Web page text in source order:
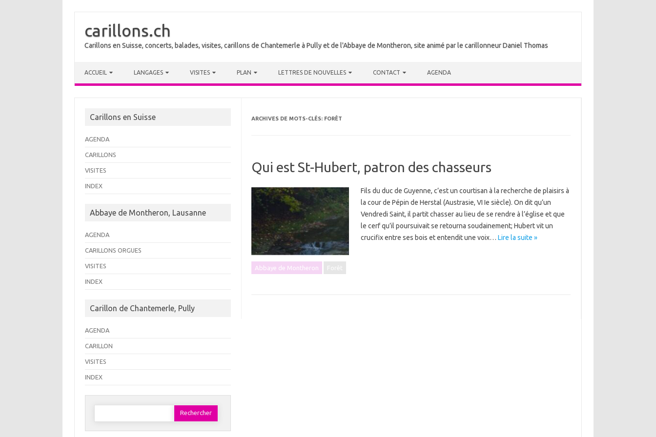
carillons.ch
Carillons en Suisse, concerts, balades, visites, carillons de Chantemerle à Pully et de l'Abbaye de Montheron, site animé par le carillonneur Daniel Thomas
ACCUEIL LANGAGES VISITES PLAN LETTRES DE NOUVELLES CONTACT AGENDA
ARCHIVES DE MOTS-CLÉS: FORÊT
Qui est St-Hubert, patron des chasseurs
Fils du duc de Guyenne, c’est un courtisan à la recherche de plaisirs à
la cour de Pépin de Herstal (Austrasie, VI Ie siècle). On dit qu’un
Vendredi Saint, il partit chasser au lieu de se rendre à l’église et que
le cerf qu’il poursuivait se retourna soudainement; Hubert vit un
crucifix entre ses bois et entendit une voix…Lire la suite »
Abbaye de Montheron Forêt
Carillons en Suisse
AGENDA
CARILLONS
VISITES
INDEX
Abbaye de Montheron, Lausanne
AGENDA
CARILLONS ORGUES
VISITES
INDEX
Carillon de Chantemerle, Pully
AGENDA
CARILLON
VISITES
INDEX
Rechercher :